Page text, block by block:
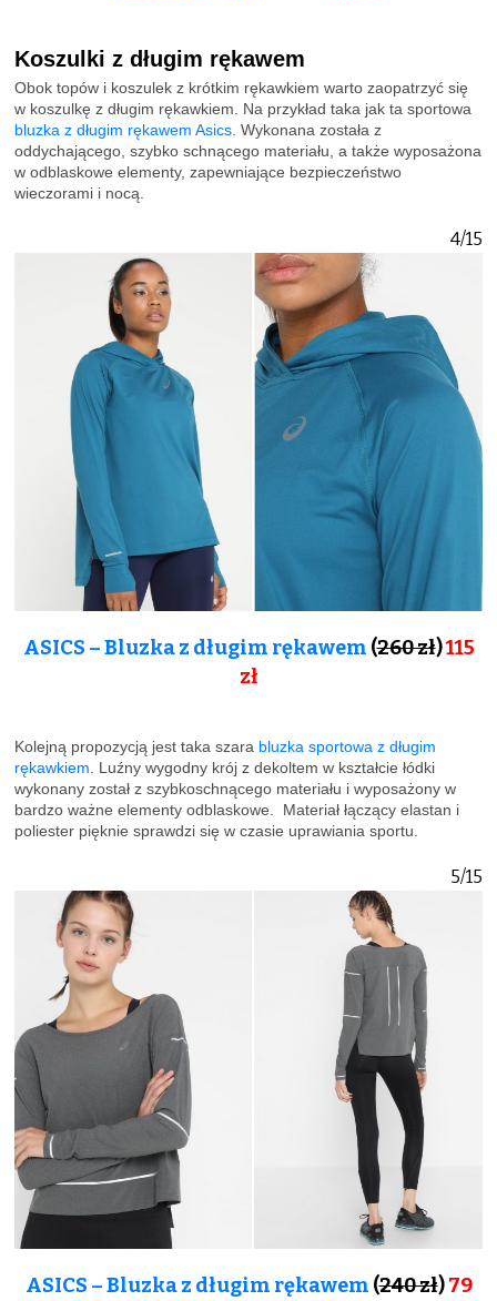
Koszulki z długim rękawem
Obok topów i koszulek z krótkim rękawkiem warto zaopatrzyć się
w koszulkę z długim rękawkiem. Na przykład taka jak ta sportowa
bluzka z długim rękawem Asics . Wykonana została z
oddychającego, szybko schnącego materiału, a także wyposażona
w odblaskowe elementy, zapewniające bezpieczeństwo
wieczorami i nocą.
4/15
ASICS – Bluzka z długim rękawem (260 zł)115
zł
Kolejną propozycją jest taka szara bluzka sportowa z długim
rękawkiem. Luźny wygodny krój z dekoltem w kształcie łódki
wykonany został z szybkoschnącego materiału i wyposażony w
bardzo ważne elementy odblaskowe. Materiał łączący elastan i
poliester pięknie sprawdzi się w czasie uprawiania sportu.
5/15
ASICS – Bluzka z długim rękawem (240 zł)79